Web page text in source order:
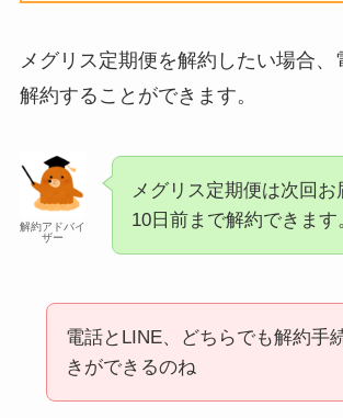
メグリス定期便を解約したい場合、
解約することができます。
解約アドバイ
ザー
メグリス定期便は次回お
10日前まで解約できます
電話とLINE、どちらでも解約手
きができるのね